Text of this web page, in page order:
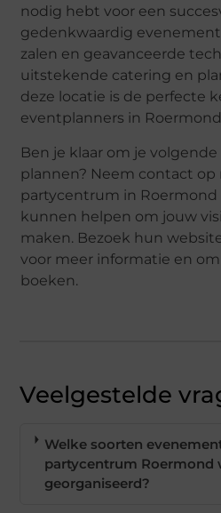
nodig hebt voor een
gedenkwaardig
zalen en geavanceerde
uitstekende catering en
deze locatie is de perfecte
eventplanners in
Ben je klaar om je
plannen? Neem contact
partycentrum in Roermond
kunnen helpen om jouw
maken. Bezoek hun
voor meer informatie en
boeken.
Veelgestelde
Welke soorten
partycentrum Roermond
georganiseerd?